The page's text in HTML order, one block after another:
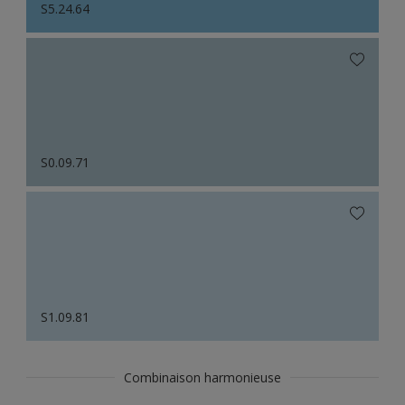
S5.24.64
S0.09.71
S1.09.81
Combinaison harmonieuse